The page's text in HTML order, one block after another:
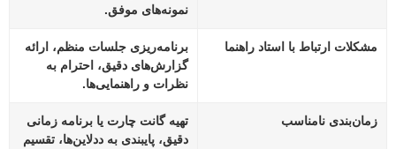
نمونه‌های موفق.
مشکلات ارتباط با استاد راهنما
برنامه‌ریزی جلسات منظم، ارائه
گزارش‌های دقیق، احترام به
نظرات و راهنمایی‌ها.
زمان‌بندی نامناسب
تهیه گانت چارت یا برنامه زمانی
دقیق، پایبندی به ددلاین‌ها، تقسیم